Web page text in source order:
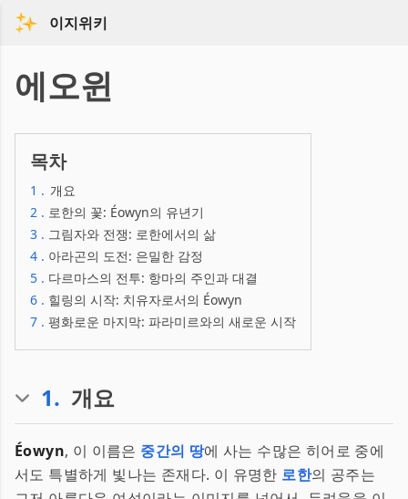
이지위키
에오윈
목차
1 . 개요
2 . 로한의 꽃: Éowyn의 유년기
3 . 그림자와 전쟁: 로한에서의 삶
4 . 아라곤의 도전: 은밀한 감정
5 . 다르마스의 전투: 항마의 주인과 대결
6 . 힐링의 시작: 치유자로서의 Éowyn
7 . 평화로운 마지막: 파라미르와의 새로운 시작
1. 개요
Éowyn, 이 이름은 중간의 땅에 사는 수많은 히어로 중에
서도 특별하게 빛나는 존재다. 이 유명한 로한의 공주는